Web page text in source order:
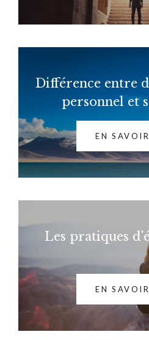
Différence entre
personnel et
EN
Les pratiques
EN